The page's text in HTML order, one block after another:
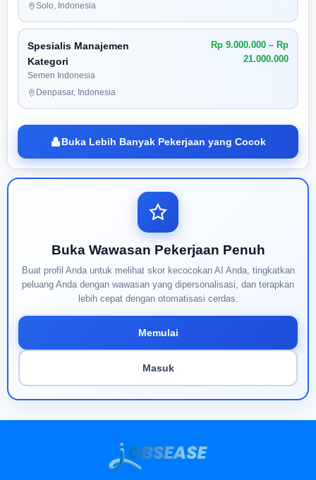
Solo, Indonesia
Spesialis Manajemen
Kategori
Semen Indonesia
Rp 9.000.000 – Rp
21.000.000
Denpasar, Indonesia
Buka Lebih Banyak Pekerjaan yang Cocok
Buka Wawasan Pekerjaan Penuh
Buat profil Anda untuk melihat skor kecocokan AI Anda, tingkatkan
peluang Anda dengan wawasan yang dipersonalisasi, dan terapkan
lebih cepat dengan otomatisasi cerdas.
Memulai
Masuk